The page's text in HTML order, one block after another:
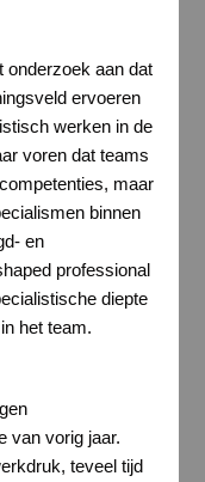
onderzoek aan dat
ervoeren
werken in de
voren dat teams
maar
binnen
en
professional
diepte
het team.
van vorig jaar.
teveel tijd